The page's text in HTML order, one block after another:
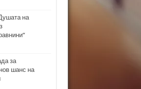
на
за
шанс на